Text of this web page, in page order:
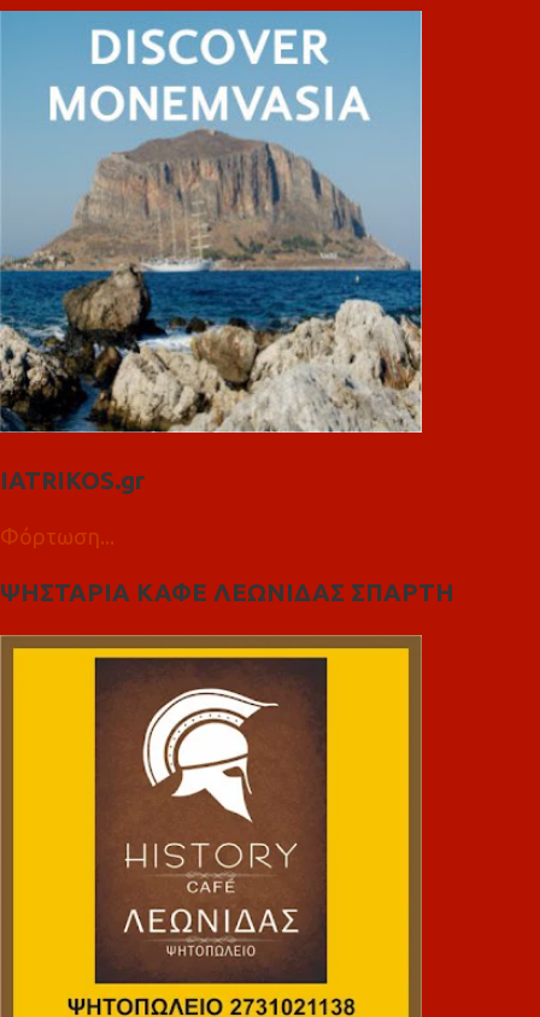
IATRIKOS.gr
Φόρτωση...
ΨΗΣΤΑΡΙΑ ΚΑΦΕ ΛΕΩΝΙΔΑΣ ΣΠΑΡΤΗ